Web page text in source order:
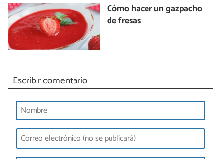
Cómo hacer un gazpacho
de fresas
Escribir comentario